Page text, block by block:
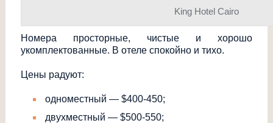
King Hotel Cairo
Номера просторные, чистые и хорошо
укомплектованные. В отеле спокойно и тихо.
Цены радуют:
одноместный — $400-450;
двухместный — $500-550;